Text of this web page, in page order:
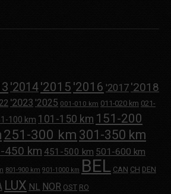
'2014'2015 '2016 '2017 '2018
'2023 '2025 001-010 km 011-020 km 021-
100 km 101-150 km 151-200
251-300 km 301-350 km
450 km 451-500 km 501-600 km
801-900 km 901-1000 km BEL CAN CH DEN
LUX NL NOR OST RO